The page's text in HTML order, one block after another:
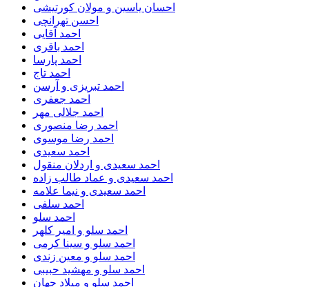
احسان یاسین و مولان کورتیشی
احسن تهرانچی
احمد آقایی
احمد باقری
احمد پارسا
احمد تاج
احمد تبریزی و آرسن
احمد جعفری
احمد جلالی مهر
احمد رضا منصوری
احمد رضا موسوی
احمد سعیدی
احمد سعیدی و اردلان منقول
احمد سعیدی و عماد طالب زاده
احمد سعیدی و نیما علامه
احمد سلفی
احمد سلو
احمد سلو و امیر کلهر
احمد سلو و سینا کرمی
احمد سلو و معین زندی
احمد سلو و مهشید حبیبی
احمد سلو و میلاد جهان